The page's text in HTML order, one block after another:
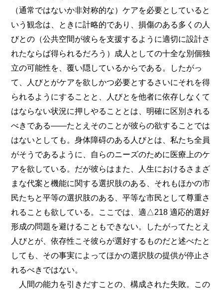
（通常ではないか非対称的な）ケアを必要としていると
いう観念は、ときに計略的であり、損傷のある多くの人
びとの（公共空間が彼らを支援するように適切に設計さ
れたならば得られるだろう）成人としての十全な別個独
立の可能性を、覆い隠しているからである。したがっ
て、人びとがケアを欲しかつ必要とするさいにそれを得
られるようにすることと、人びとを他者に依存しなくて
はならない状況に押しやることとは、明確に区別される
べきである――たとえそのことが彼らの欲することでは
はないとしても。身体障碍のある人びとは、私たち全員
がそうであるように、自らのニーズのために医療上のケ
アを欲している。だが彼らはまた、人生におけるさまざ
まな代案と機能に関する選択肢のある、それもほかの市
民たちと平等の選択肢のある、平等な市民として尊重さ
れることも欲している。ここでは、適△218 適応的選好
形成の問題を避けることもできない。したがってたとえ
人びとが、依存性こそ彼らが選好するものだと述べたと
しても、その事実によってほかの選択肢の提供が停止さ
れるべきではない。
人間の能力を引きだすことの、構成された失敗。この